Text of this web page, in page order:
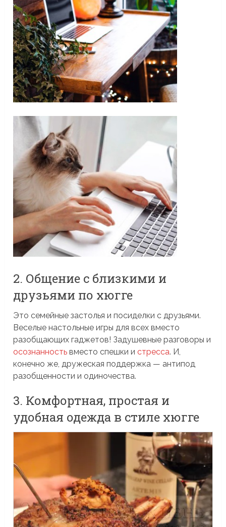
2. Общение с близкими и
друзьями по хюгге
Это семейные застолья и посиделки с друзьями.
Веселые настольные игры для всех вместо
разобщающих гаджетов! Задушевные разговоры и
осознанность вместо спешки истресса. И,
конечно же, дружеская поддержка — антипод
разобщенности и одиночества.
3. Комфортная, простая и
удобная одежда в стиле хюгге